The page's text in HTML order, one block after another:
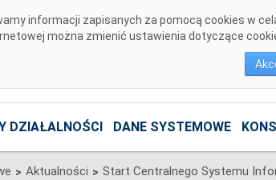
informacji zapisanych za pomocą cookies w
można zmienić ustawienia dotyczące
DZIAŁALNOŚCI DANE SYSTEMOWE
> Aktualności >